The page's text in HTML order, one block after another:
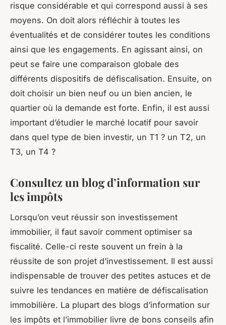
risque considérable et qui correspond aussi à ses
moyens. On doit alors réfléchir à toutes les
éventualités et de considérer toutes les conditions
ainsi que les engagements. En agissant ainsi, on
peut se faire une comparaison globale des
différents dispositifs de défiscalisation. Ensuite, on
doit choisir un bien neuf ou un bien ancien, le
quartier où la demande est forte. Enfin, il est aussi
important d’étudier le marché locatif pour savoir
dans quel type de bien investir, un T1 ? un T2, un
T3, un T4 ?
Consultez un blog d’information sur
les impôts
Lorsqu’on veut réussir son investissement
immobilier, il faut savoir comment optimiser sa
fiscalité. Celle-ci reste souvent un frein à la
réussite de son projet d’investissement. Il est aussi
indispensable de trouver des petites astuces et de
suivre les tendances en matière de défiscalisation
immobilière. La plupart des blogs d’information sur
les impôts et l’immobilier livre de bons conseils afin